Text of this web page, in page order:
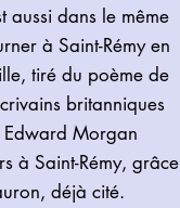
dans le même
à Saint-Rémy en
tiré du poème de
britanniques
Edward Morgan
à Saint-Rémy, grâce
déjà cité.